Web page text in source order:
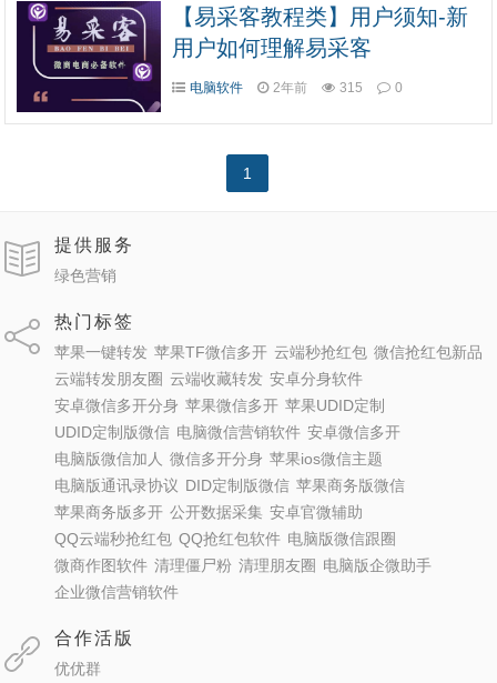
【易采客教程类】用户须知-新
用户如何理解易采客
电脑软件 2年前 315 0
1
提供服务
绿色营销
热门标签
苹果一键转发 苹果TF微信多开 云端秒抢红包 微信抢红包新品
云端转发朋友圈 云端收藏转发 安卓分身软件
安卓微信多开分身 苹果微信多开 苹果UDID定制
UDID定制版微信 电脑微信营销软件 安卓微信多开
电脑版微信加人 微信多开分身 苹果ios微信主题
电脑版通讯录协议 DID定制版微信 苹果商务版微信
苹果商务版多开 公开数据采集 安卓官微辅助
QQ云端秒抢红包 QQ抢红包软件 电脑版微信跟圈
微商作图软件 清理僵尸粉 清理朋友圈 电脑版企微助手
企业微信营销软件
合作活版
优优群